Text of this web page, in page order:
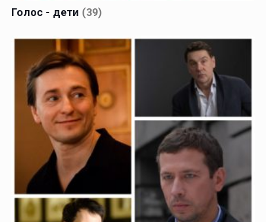
Голос - дети (39)